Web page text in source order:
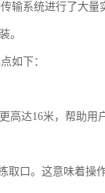
输系统进行了大
。
如下：
高达16米，帮助用
取口。这意味着操